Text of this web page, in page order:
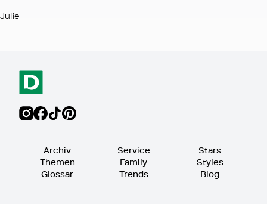
Julie
Archiv
Themen
Glossar
Service
Family
Trends
Stars
Styles
Blog